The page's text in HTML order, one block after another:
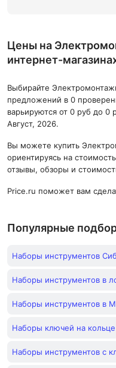
Цены на
интернет-
Выбирайте
предложений в 0
варьируются от 0 руб до 0
Август, 2026.
Вы можете купить
ориентируясь на
отзывы, обзоры и
Price.ru поможет вам
Популярные
Наборы инструментов
Наборы инструментов в
Наборы инструментов в
Наборы ключей на кольце
Наборы инструментов с